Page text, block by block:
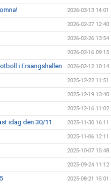
2026-03-13 14:01
2026-02-27 12:40
2026-02-26 13:54
2026-02-16 09:15
i Ersängshallen 2026-02-12 10:14
2025-12-22 11:51
2025-12-19 13:40
2025-12-16 11:02
idag den 30/11 2025-11-30 16:11
2025-11-06 12:11
2025-10-07 15:48
2025-09-24 11:12
2025-08-21 15:01